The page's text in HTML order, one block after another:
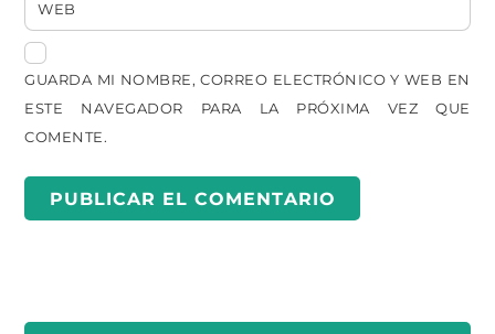
WEB
GUARDA MI NOMBRE, CORREO ELECTRÓNICO Y WEB EN
ESTE NAVEGADOR PARA LA PRÓXIMA VEZ QUE
COMENTE.